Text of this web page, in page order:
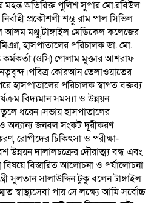
মহন্ত অতিরিক্ত পুলিশ সুপার মো.রবিউল
প্রকৌশলী শম্ভু রাম পাল সিভিল
আলম মঞ্জু,টাঙ্গাইল মেডিকেল কলেজের
হাসপাতালের পরিচালক ডা. মো.
কর্মকর্তা (ওসি) গোলাম মুক্তার আশরাফ
কোরআন তেলাওয়াতের
হাসপাতালের পরিচালক স্বাগত বক্তব্য
বিদ্যমান সমস্যা ও উন্নয়ন
ধরেন।সভায় হাসপাতালের
ও অন্যান্য জনবল সংকট দূরীকরণ
রোগীদের চিকিৎসা ও পরীক্ষা-
উন্নয়ন দালালচক্রের দৌরাত্ম্য বন্ধ এবং
বিষয়ে বিস্তারিত আলোচনা ও পর্যালোচনা
সুলতান সালাউদ্দিন টুকু বলেন টাঙ্গাইল
স্বাস্থ্যসেবা পায় সে লক্ষ্যে আমি সর্বোচ্চ